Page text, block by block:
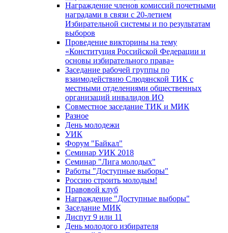
Награждение членов комиссий почетными
наградами в связи с 20-летием
Избирательной системы и по результатам
выборов
Проведение викторины на тему
«Конституция Российской Федерации и
основы избирательного права»
Заседание рабочей группы по
взаимодействию Слюдянской ТИК с
местными отделениями общественных
организаций инвалидов ИО
Совместное заседание ТИК и МИК
Разное
День молодежи
УИК
Форум "Байкал"
Семинар УИК 2018
Семинар "Лига молодых"
Работы "Доступные выборы"
Россию строить молодым!
Правовой клуб
Награждение "Доступные выборы"
Заседание МИК
Диспут 9 или 11
День молодого избирателя